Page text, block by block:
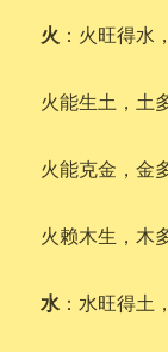
火 ：火旺得水
火能生土，土
火能克金，金
火赖木生，木
水 ：水旺得土